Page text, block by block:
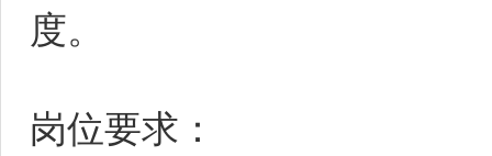
度。
岗位要求：